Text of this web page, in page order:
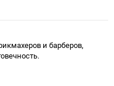
и барберов,